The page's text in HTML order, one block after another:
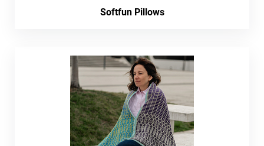
Softfun Pillows